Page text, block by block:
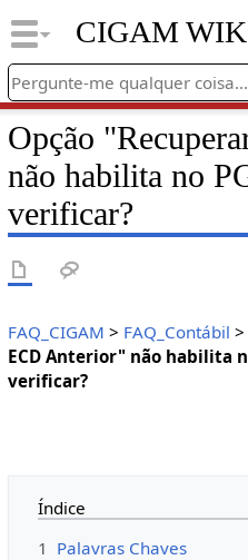
CIGAM
Opção
não habilita no
verificar?
FAQ_CIGAM > FAQ_Contábil >
ECD Anterior" não habilita
verificar?
Índice
1 Palavras Chaves